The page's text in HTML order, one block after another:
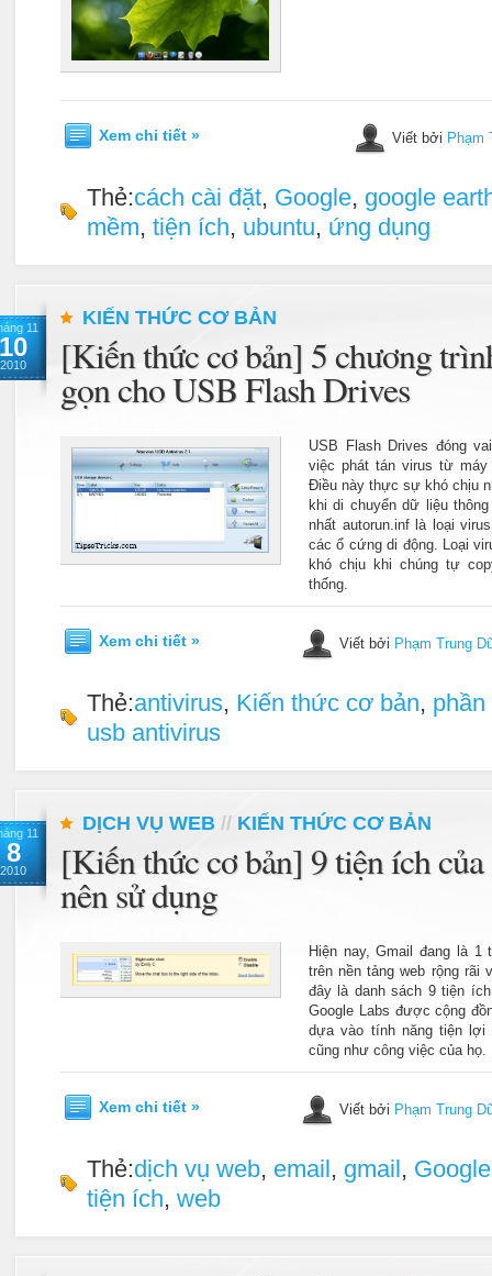
Xem chi tiết » Viết bởi Phạm
Thẻ:cách cài đặt, Google, google
mềm, tiện ích, ubuntu, ứng dụng
11
10
2010
KIẾN THỨC CƠ BẢN
[Kiến thức cơ bản] 5 chương
gọn cho USB Flash Drives
USB Flash Drives đóng
việc phát tán virus từ
Điều này thực sự khó chịu
khi di chuyển dữ liệu
nhất autorun.inf là loại
các ổ cứng di động. Loại
khó chịu khi chúng tự
thống.
Xem chi tiết » Viết bởi Phạm Trung
Thẻ:antivirus, Kiến thức cơ bản, phần
usb antivirus
11
8
2010
DỊCH VỤ WEB // KIẾN THỨC CƠ BẢN
[Kiến thức cơ bản] 9 tiện ích
nên sử dụng
Hiện nay, Gmail đang là 1
trên nền tảng web rộng rãi
đây là danh sách 9 tiện
Google Labs được cộng
dựa vào tính năng tiện lợi
cũng như công việc của họ.
Xem chi tiết » Viết bởi Phạm Trung
Thẻ:dịch vụ web, email, gmail, Google
tiện ích, web